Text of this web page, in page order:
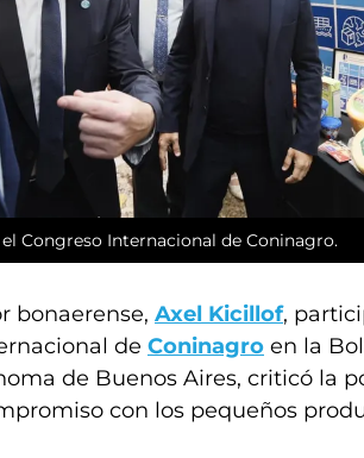
Congreso Internacional de Coninagro.
bonaerense, Axel Kicillof,
de Coninagro en la
de Buenos Aires, criticó la
con los pequeños